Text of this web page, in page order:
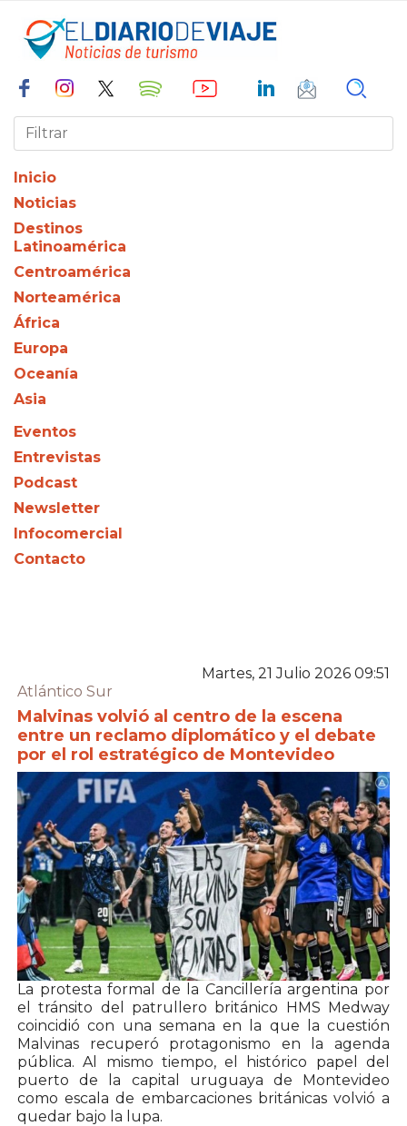
Inicio
Noticias
Destinos
Latinoamérica
Centroamérica
Norteamérica
África
Europa
Oceanía
Asia
Eventos
Entrevistas
Podcast
Newsletter
Infocomercial
Contacto
Martes, 21 Julio 2026 09:51
Atlántico Sur
Malvinas volvió al centro de la escena
entre un reclamo diplomático y el debate
por el rol estratégico de Montevideo
La protesta formal de la Cancillería argentina por
el tránsito del patrullero británico HMS Medway
coincidió con una semana en la que la cuestión
Malvinas recuperó protagonismo en la agenda
pública. Al mismo tiempo, el histórico papel del
puerto de la capital uruguaya de Montevideo
como escala de embarcaciones británicas volvió a
quedar bajo la lupa.